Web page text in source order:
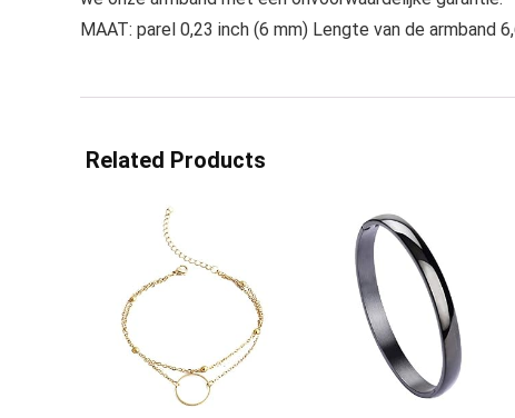
MAAT: parel 0,23 inch (6 mm) Lengte van de armband
Related Products